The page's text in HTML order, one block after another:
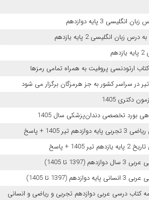
3 پایه دوازدهم
انگلیسی 2 پایه یازدهم
ارتودنسی پروفیت به همراه تمامی رمزها
دکتری 1405
بورد تخصصی دندان‌پزشکی سال 1405
تیر 1405 + پاسخ
1405 + پاسخ
(1397 تا 1405)
(1397 تا 1405)
کتاب درسی عربی دوازدهم تجربی و ریاضی و انسانی